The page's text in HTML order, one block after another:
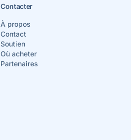
Contacter
À propos
Contact
Soutien
Où acheter
Partenaires